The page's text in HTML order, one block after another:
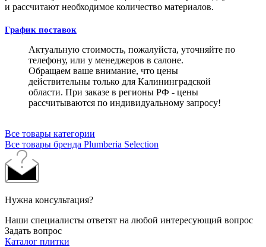
и рассчитают необходимое количество материалов.
График поставок
Актуальную стоимость, пожалуйста, уточняйте по
телефону, или у менеджеров в салоне.
Обращаем ваше внимание, что цены
действительны только для Калининградской
области. При заказе в регионы РФ - цены
рассчитываются по индивидуальному запросу!
Все товары категории
Все товары бренда Plumberia Selection
Нужна консультация?
Наши специалисты ответят на любой интересующий вопрос
Задать вопрос
Каталог плитки